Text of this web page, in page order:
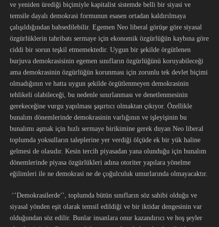
ve yeniden ürediği biçimiyle kapitalist sistemde belli bir siyasi ve
temsile dayalı demokrasi formunun esasen ortadan kaldırılmaya
çalışıldığından bahsedilebilir. Egemen Neo liberal görüşe göre siyasal
özgürlüklerin tahribatı sermaye için ekonomik özgürlüğün kaybına göre
ciddi bir sorun teşkil etmemektedir. Uygun bir şekilde örgütlenen
burjuva demokrasisinin egemen sınıfların özgürlüğünü koruyabileceği
ama demokrasinin özgürlüğün korunması için zorunlu tek devlet biçimi
olmadığının ve hatta uygun şekilde örgütlenmeyen demokrasinin
tehlikeli olabileceği, bu nedenle sınırlanması ve denetlenmesinin
gerekeceğine vurgu yapılması şaşırtıcı olmaktan çıkıyor. Özellikle
bunalım dönemlerinde demokrasinin varlığının ve işleyişinin bu
bunalımı aşmak için hızlı sermaye birikimine gerek duyan Neo liberal
toplumda yoksulların taleplerine yer verdiği ölçüde ek bir yük haline
gelmesi de olasıdır. Kesin tercih piyasadan yana olunduğu için bunalım
dönemlerinde piyasa özgürlükleri adına otoriter yapılara yönelme
eğilimleri ile ne demokrasi ne de çoğulculuk umurlarında olmayacaktır.
‘’Demokrasilerde’’, toplumda bütün sınıfların söz sahibi olduğu ve
siyasal yönden eşit olarak temsil edildiği ve bir iktidar dengesinin var
olduğundan söz edilir. Bunlar insanlara onur kazandırıcı ve hoş şeyler